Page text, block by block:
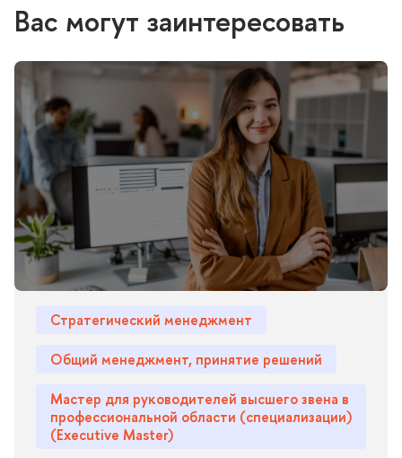
ас могут заинтересовать
Стратегический менеджмент
Общий менеджмент, принятие решений
Мастер для руководителей высшего звена
профессиональной области (специализации)
(Executive Master)